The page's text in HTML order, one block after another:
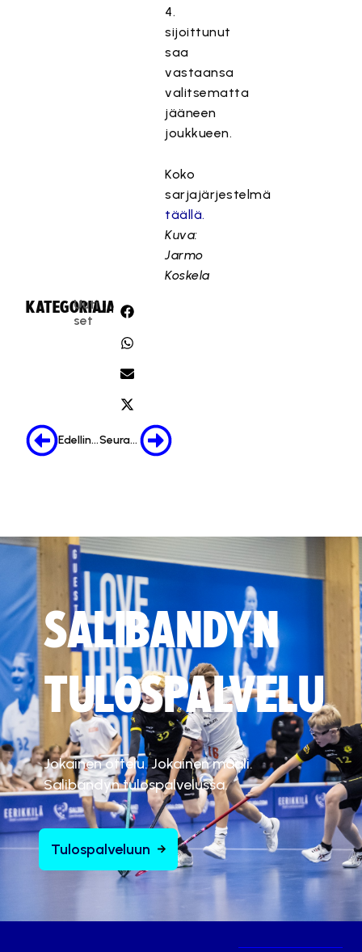
4.
sijoittunut
saa
vastaansa
valitsematta
jääneen
joukkueen.
Koko
sarjajärjestelmä
täällä.
Kuva:
Jarmo
Koskela
KATEGORIA:
Uuti
set
JAA:
Edellinen Seuraava
SALIBANDYN
TULOSPALVELU
Jokainen ottelu. Jokainen maali.
Salibandyn tulospalvelussa.
Tulospalveluun